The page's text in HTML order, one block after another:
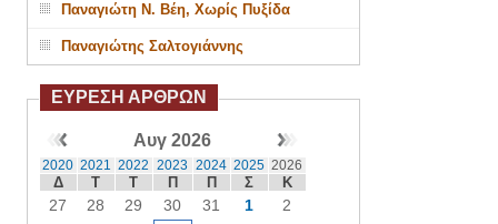
Παναγιώτη Ν. Βέη, Χωρίς Πυξίδα
Παναγιώτης Σαλτογιάννης
ΕΥΡΕΣΗ ΑΡΘΡΩΝ
Αυγ 2026
2020 2021 2022 2023 2024 2025 2026
Δ Τ Τ Π Π Σ Κ
27 28 29 30 31 1
2